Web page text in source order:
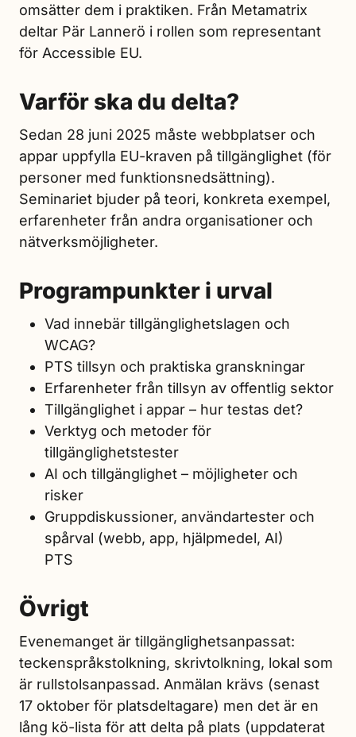
omsätter dem i praktiken. Från Metamatrix
deltar Pär Lannerö i rollen som representant
för Accessible EU.
Varför ska du delta?
Sedan 28 juni 2025 måste webbplatser och
appar uppfylla EU-kraven på tillgänglighet (för
personer med funktionsnedsättning).
Seminariet bjuder på teori, konkreta exempel,
erfarenheter från andra organisationer och
nätverksmöjligheter.
Programpunkter i urval
Vad innebär tillgänglighetslagen och
WCAG?
PTS tillsyn och praktiska granskningar
Erfarenheter från tillsyn av offentlig sektor
Tillgänglighet i appar – hur testas det?
Verktyg och metoder för
tillgänglighetstester
AI och tillgänglighet – möjligheter och
risker
Gruppdiskussioner, användartester och
spårval (webb, app, hjälpmedel, AI)
PTS
Övrigt
Evenemanget är tillgänglighetsanpassat:
teckenspråkstolkning, skrivtolkning, lokal som
är rullstolsanpassad. Anmälan krävs (senast
17 oktober för platsdeltagare) men det är en
lång kö-lista för att delta på plats (uppdaterat